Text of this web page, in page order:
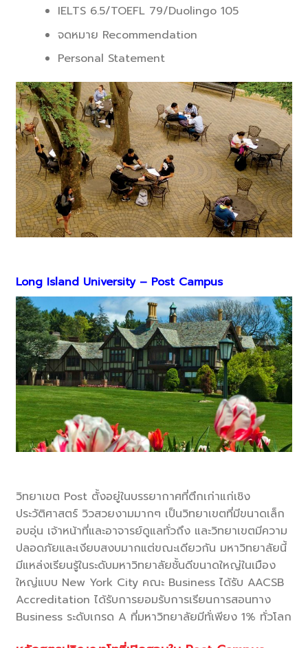
IELTS 6.5/TOEFL 79/Duolingo 105
จดหมาย Recommendation
Personal Statement
Long Island University – Post Campus
วิทยาเขต Post ตั้งอยู่ในบรรยากาศที่ตึกเก่าแก่เชิง
ประวัติศาสตร์ วิวสวยงามมากๆ เป็นวิทยาเขตที่มีขนาดเล็ก
อบอุ่น เจ้าหน้าที่และอาจารย์ดูแลทั่วถึง และวิทยาเขตมีความ
ปลอดภัยและเงียบสงบมากแต่ขณะเดียวกัน มหาวิทยาลัยนี้
มีแหล่งเรียนรู้ในระดับมหาวิทยาลัยชั้นดีขนาดใหญ่ในเมือง
ใหญ่แบบ New York City คณะ Business ได้รับ AACSB
Accreditation ได้รับการยอมรับการเรียนการสอนทาง
Business ระดับเกรด A ที่มหาวิทยาลัยมีทั่เพียง 1% ทั่วโลก